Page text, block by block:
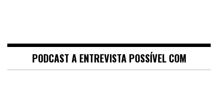
PODCAST A ENTREVISTA POSSÍVEL COM